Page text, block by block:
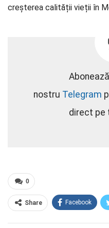
creșterea calității vieții în
nostru Telegram
direct pe
0
Share Facebook